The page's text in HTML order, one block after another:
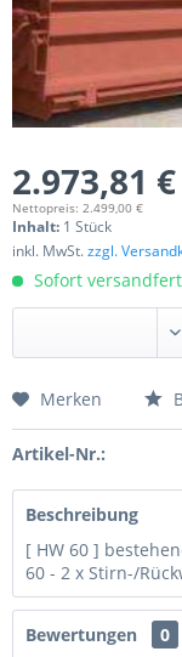
2.973,81
Nettopreis: 2.499,00 €
Inhalt: 1 Stück
inkl. MwSt.zzgl.
Sofort
Preis anfragen
Merken
Artikel-Nr.:
Beschreibung
[ HW 60 ]
60 - 2 x Stirn-/
Bewertungen
0